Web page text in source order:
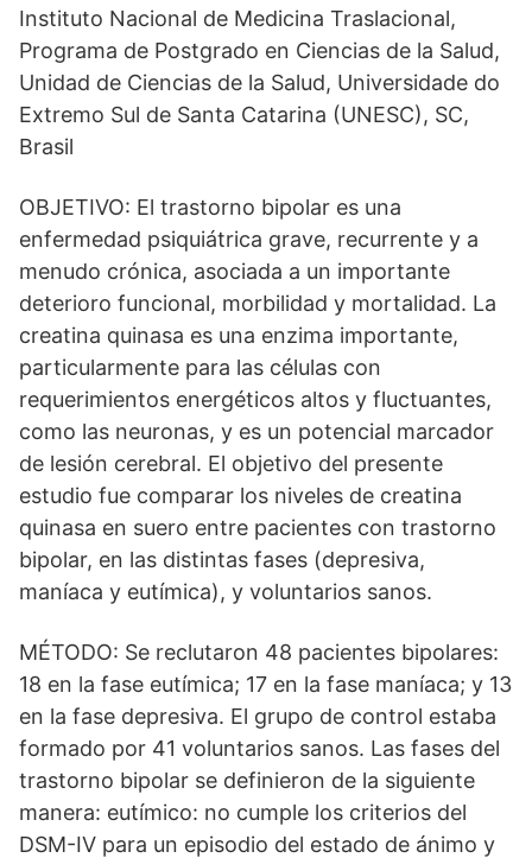
Instituto Nacional de Medicina Traslacional,
Programa de Postgrado en Ciencias de la Salud,
Unidad de Ciencias de la Salud, Universidade do
Extremo Sul de Santa Catarina (UNESC), SC,
Brasil
OBJETIVO: El trastorno bipolar es una
enfermedad psiquiátrica grave, recurrente y a
menudo crónica, asociada a un importante
deterioro funcional, morbilidad y mortalidad. La
creatina quinasa es una enzima importante,
particularmente para las células con
requerimientos energéticos altos y fluctuantes,
como las neuronas, y es un potencial marcador
de lesión cerebral. El objetivo del presente
estudio fue comparar los niveles de creatina
quinasa en suero entre pacientes con trastorno
bipolar, en las distintas fases (depresiva,
maníaca y eutímica), y voluntarios sanos.
MÉTODO: Se reclutaron 48 pacientes bipolares:
18 en la fase eutímica; 17 en la fase maníaca; y 13
en la fase depresiva. El grupo de control estaba
formado por 41 voluntarios sanos. Las fases del
trastorno bipolar se definieron de la siguiente
manera: eutímico: no cumple los criterios del
DSM-IV para un episodio del estado de ánimo y